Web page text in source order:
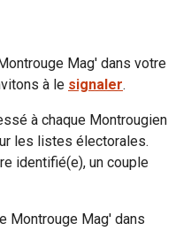
Mag' dans votre
à le signaler.
à chaque Montrougien
les listes électorales.
identifié(e), un couple
Montrouge Mag' dans